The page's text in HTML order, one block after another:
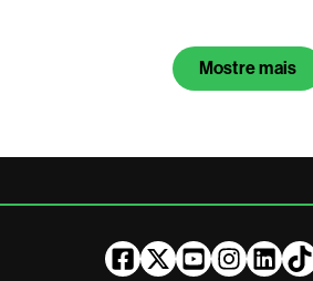
Mostre mais